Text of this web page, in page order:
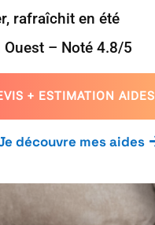
rafraîchit en été
– Noté 4.8/5
+ ESTIMATION AIDES
découvre mes aides